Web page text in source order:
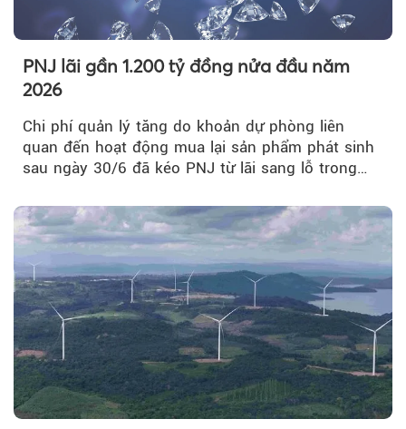
PNJ lãi gần 1.200 tỷ đồng nửa đầu năm
2026
Chi phí quản lý tăng do khoản dự phòng liên
quan đến hoạt động mua lại sản phẩm phát sinh
sau ngày 30/6 đã kéo PNJ từ lãi sang lỗ trong